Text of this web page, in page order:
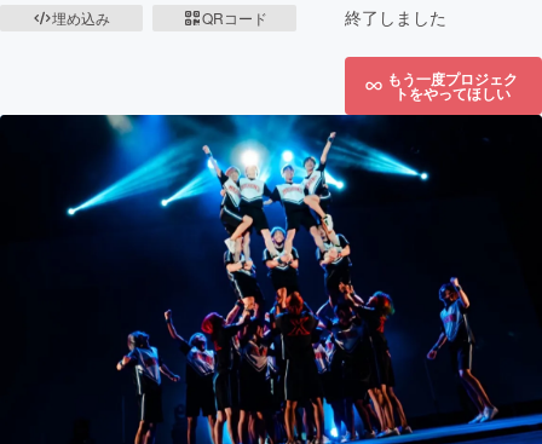
埋め込み
QRコード
終了しました
もう一度プロジェク
トをやってほしい